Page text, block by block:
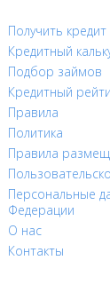
Получить кредит
Кредитный
Подбор займов
Кредитный
Правила
Политика
Правила
Персональные
Федерации
О нас
Контакты